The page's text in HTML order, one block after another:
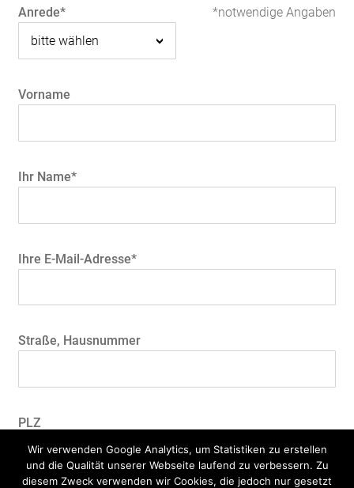
*notwendige Angaben
Anrede*
Vorname
Ihr Name*
Ihre E-Mail-Adresse*
Straße, Hausnummer
PLZ
Wir verwenden Google Analytics, um Statistiken zu erstellen
und die Qualität unserer Webseite laufend zu verbessern. Zu
diesem Zweck verwenden wir Cookies, die jedoch nur gesetzt